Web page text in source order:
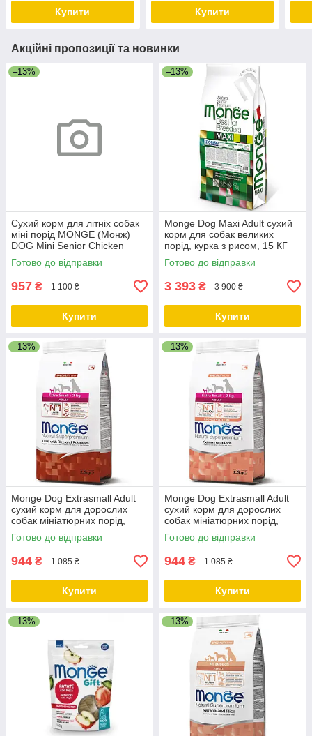
Купити Купити
Акційні пропозиції та новинки
–13%
Сухий корм для літніх собак
міні порід MONGE (Монж)
DOG Mini Senior Chicken
курка 3 кг
Готово до відправки
957 ₴ 1 100 ₴
Купити
–13%
Monge Dog Maxi Adult сухий
корм для собак великих
порід, курка з рисом, 15 КГ
Готово до відправки
3 393 ₴ 3 900 ₴
Купити
–13%
Monge Dog Extrasmall Adult
сухий корм для дорослих
собак мініатюрних порід,
ягня/картопля, 2.5 КГ
Готово до відправки
944 ₴ 1 085 ₴
Купити
–13%
Monge Dog Extrasmall Adult
сухий корм для дорослих
собак мініатюрних порід,
лосось із рисом, 2.5 КГ
Готово до відправки
944 ₴ 1 085 ₴
Купити
–13% –13%